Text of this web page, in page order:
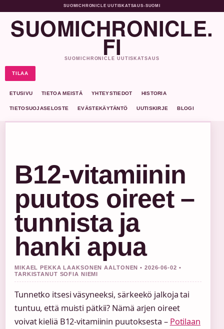
SUOMICHRONICLE UUTISKATSAUS•SUOMI
SUOMICHRONICLE.
FI
SUOMICHRONICLE UUTISKATSAUS
TILAA
ETUSIVU TIETOA MEISTÄ YHTEYSTIEDOT HISTORIA
TIETOSUOJASELOSTE EVÄSTEKÄYTÄNTÖ UUTISKIRJE BLOGI
B12-vitamiinin
puutos oireet –
tunnista ja
hanki apua
MIKAEL PEKKA LAAKSONEN AALTONEN • 2026-06-02 •
TARKISTANUT SOFIA NIEMI
Tunnetko itsesi väsyneeksi, särkeekö jalkoja tai
tuntuu, että muisti pätkii? Nämä arjen oireet
voivat kieliä B12-vitamiinin puutoksesta – Potilaan